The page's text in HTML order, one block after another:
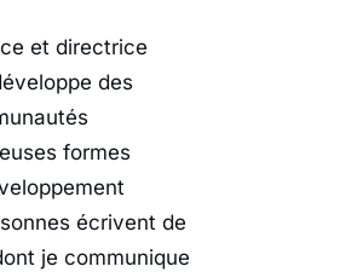
et directrice
des
formes
écrivent de
je communique